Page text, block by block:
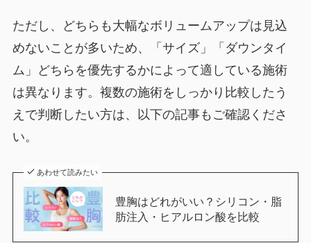
ただし、どちらも大幅なボリュームアップは見込
めないことが多いため、「サイズ」「ダウンタイ
ム」どちらを優先するかによって適している施術
は異なります。複数の施術をしっかり比較したう
えで判断したい方は、以下の記事もご確認くださ
い。
あわせて読みたい
豊胸はどれがいい？シリコン・脂
肪注入・ヒアルロン酸を比較